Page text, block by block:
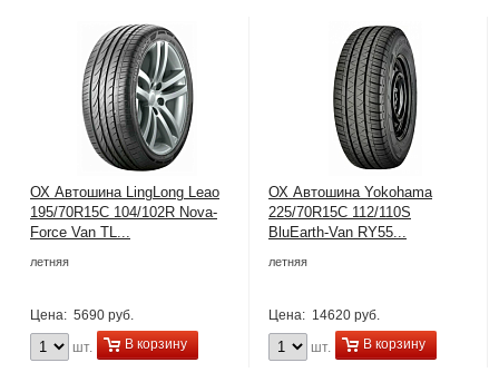
ОХ Автошина LingLong Leao
195/70R15C 104/102R Nova-
Force Van TL...
летняя
Цена: 5690 руб.
шт. В корзину
ОХ Автошина Yokohama
225/70R15C 112/110S
BluEarth-Van RY55...
летняя
Цена: 14620 руб.
шт. В корзину